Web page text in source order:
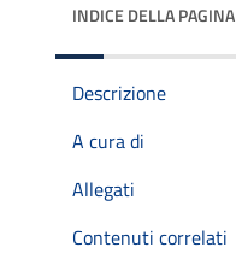
INDICE DELLA PAGINA
Descrizione
A cura di
Allegati
Contenuti correlati